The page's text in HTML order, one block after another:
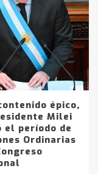
épico,
Milei
el período de
Ordinarias